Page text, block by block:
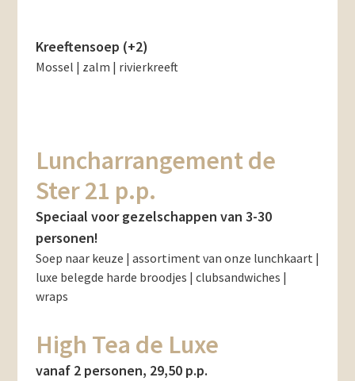
Kreeftensoep (+2)
Mossel | zalm | rivierkreeft
Luncharrangement de
Ster 21 p.p.
Speciaal voor gezelschappen van 3-30
personen!
Soep naar keuze | assortiment van onze lunchkaart |
luxe belegde harde broodjes | clubsandwiches |
wraps
High Tea de Luxe
vanaf 2 personen, 29,50 p.p.